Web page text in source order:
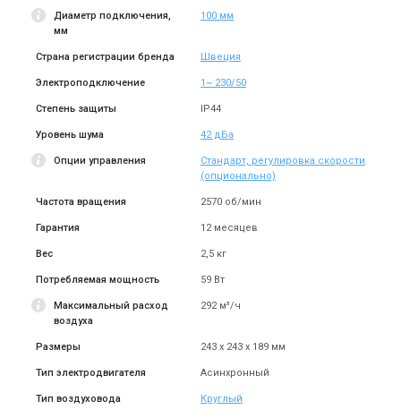
Ostberg CK 200 B1
Цена
Швеция
Ostberg CK 250 A1-v1
Цена
Купить
Швеция
Ostberg CK 250 B1
Цена
14 413 грн
Цена
Диаметр подключения,
мм
100 мм
Страна регистрации бренда Швеция
Электроподключение 1~ 230/50
Степень защиты IP44
Уровень шума 42 дБа
Опции управления
Стандарт, регулировка скорости
(опционально)
Частота вращения 2570 об/мин
Гарантия 12 месяцев
Вес 2,5 кг
Потребляемая мощность 59 Вт
Максимальный расход
воздуха
292 м³/ч
Размеры 243 х 243 х 189 мм
Тип электродвигателя Асинхронный
Тип воздуховода Круглый